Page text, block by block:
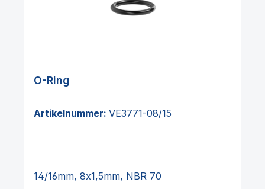
O-Ring
Artikelnummer: VE3771-08/15
14/16mm, 8x1,5mm, NBR 70